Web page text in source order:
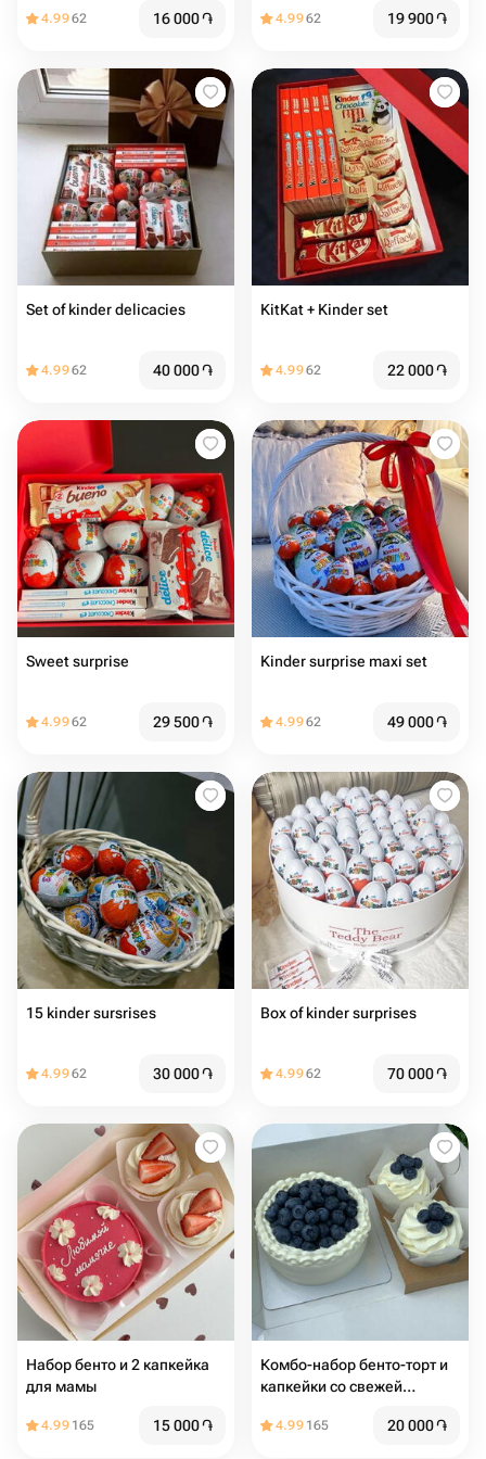
4.9962 16 000֏ 4.9962 19 900֏
Set of kinder delicacies
4.9962 40 000֏
KitKat + Kinder set
4.9962 22 000֏
Sweet surprise
4.9962 29 500֏
Kinder surprise maxi set
4.9962 49 000֏
15 kinder sursrises
4.9962 30 000֏
Box of kinder surprises
4.9962 70 000֏
Набор бенто и 2 капкейка
для мамы
4.99 165 15 000֏
Комбо-набор бенто-торт и
капкейки со свежей
сливочным кремом (2 шт)
4.99 165 20 000֏